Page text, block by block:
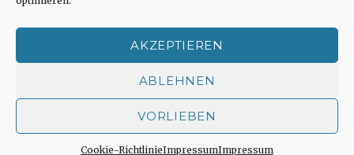
AKZEPTIEREN
ABLEHNEN
VORLIEBEN
Cookie-RichtlinieImpressumImpressum
Cookie-Richtlinie (EU)
Impressum